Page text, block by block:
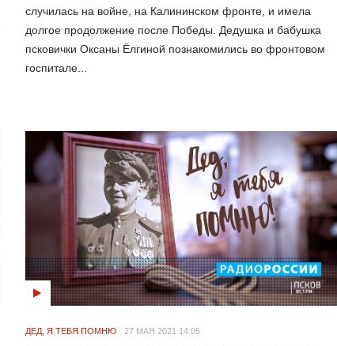
случилась на войне, на Калининском фронте, и имела
долгое продолжение после Победы. Дедушка и бабушка
псковички Оксаны Ёлгиной познакомились во фронтовом
госпитале...
ДЕД, Я ТЕБЯ ПОМНЮ 27 МАЯ 2021 14:05